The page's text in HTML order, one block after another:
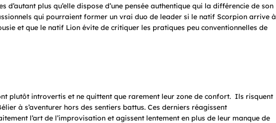
d’autant plus qu’elle dispose d’une pensée authentique qui la différencie de son
qui pourraient former un vrai duo de leader si le natif Scorpion arrive à
et que le natif Lion évite de critiquer les pratiques peu conventionnelles de
plutôt introvertis et ne quittent que rarement leur zone de confort. Ils risquent
à s’aventurer hors des sentiers battus. Ces derniers réagissent
l’art de l’improvisation et agissent lentement en plus de leur manque de